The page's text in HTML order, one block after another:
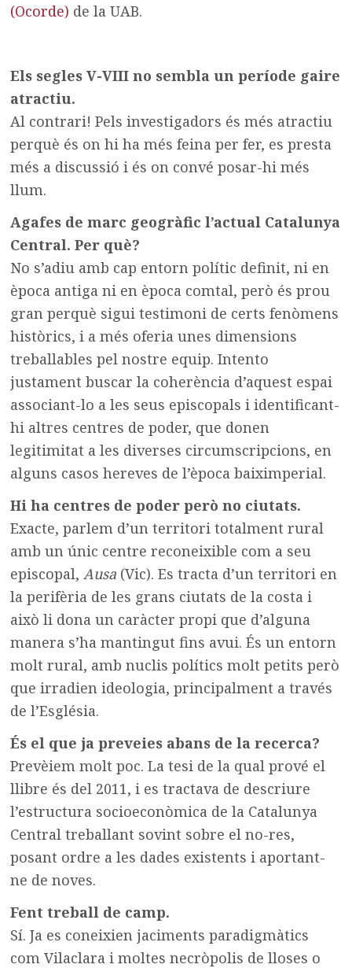
(Ocorde) de la UAB.
Els segles V-VIII no sembla un període gaire
atractiu.
Al contrari! Pels investigadors és més atractiu
perquè és on hi ha més feina per fer, es presta
més a discussió i és on convé posar-hi més
llum.
Agafes de marc geogràfic l’actual Catalunya
Central. Per què?
No s’adiu amb cap entorn polític definit, ni en
època antiga ni en època comtal, però és prou
gran perquè sigui testimoni de certs fenòmens
històrics, i a més oferia unes dimensions
treballables pel nostre equip. Intento
justament buscar la coherència d’aquest espai
associant-lo a les seus episcopals i identificant-
hi altres centres de poder, que donen
legitimitat a les diverses circumscripcions, en
alguns casos hereves de l’època baiximperial.
Hi ha centres de poder però no ciutats.
Exacte, parlem d’un territori totalment rural
amb un únic centre reconeixible com a seu
episcopal,Ausa (Vic). Es tracta d’un territori en
la perifèria de les grans ciutats de la costa i
això li dona un caràcter propi que d’alguna
manera s’ha mantingut fins avui. És un entorn
molt rural, amb nuclis polítics molt petits però
que irradien ideologia, principalment a través
de l’Església.
És el que ja preveies abans de la recerca?
Prevèiem molt poc. La tesi de la qual prové el
llibre és del 2011, i es tractava de descriure
l’estructura socioeconòmica de la Catalunya
Central treballant sovint sobre el no-res,
posant ordre a les dades existents i aportant-
ne de noves.
Fent treball de camp.
Sí. Ja es coneixien jaciments paradigmàtics
com Vilaclara i moltes necròpolis de lloses o